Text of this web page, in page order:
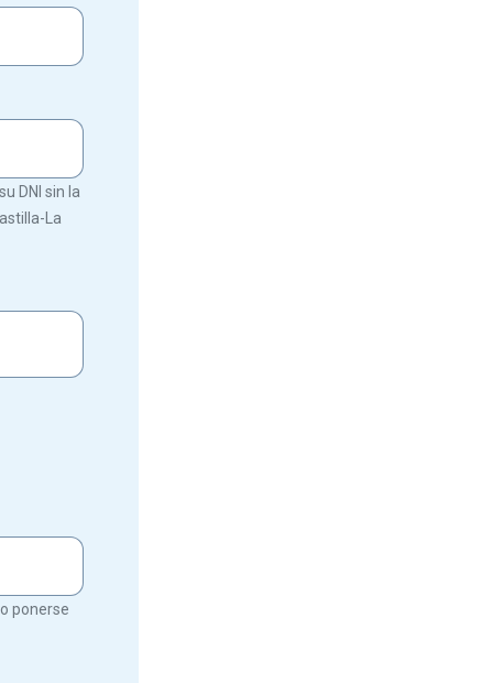
DNI sin la
La
ponerse